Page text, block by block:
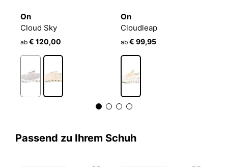
On
Cloud Sky
ab € 120,00
On
Cloudleap
ab € 99,95
Passend zu Ihrem Schuh